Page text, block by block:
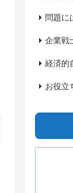
問題に
企業戦
経済的
お役立